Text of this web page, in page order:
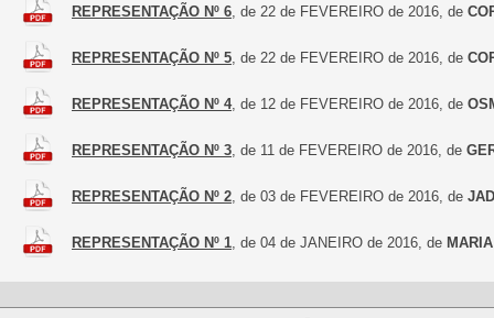
REPRESENTAÇÃO Nº 6, de 22 de FEVEREIRO de 2016, de
REPRESENTAÇÃO Nº 5, de 22 de FEVEREIRO de 2016, de
REPRESENTAÇÃO Nº 4, de 12 de FEVEREIRO de 2016, de
REPRESENTAÇÃO Nº 3, de 11 de FEVEREIRO de 2016, de
REPRESENTAÇÃO Nº 2, de 03 de FEVEREIRO de 2016, de
REPRESENTAÇÃO Nº 1, de 04 de JANEIRO de 2016, de